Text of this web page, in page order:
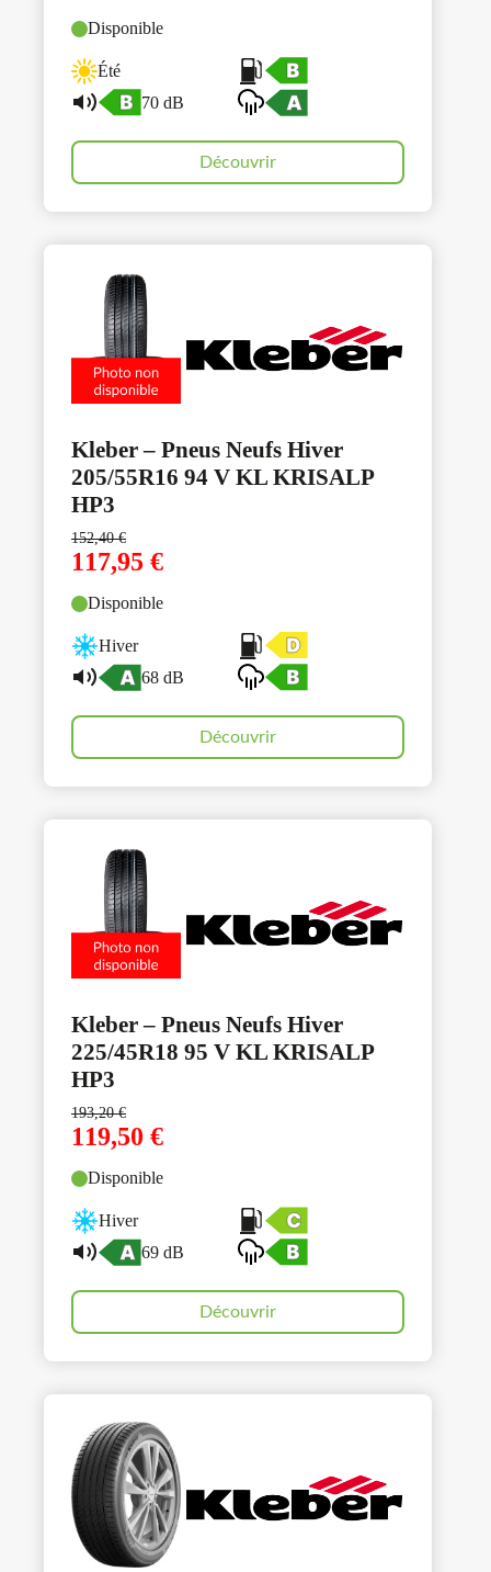
Disponible
Été
70 dB
Découvrir
Kleber – Pneus Neufs Hiver
205/55R16 94 V KL KRISALP
HP3
152,40€
117,95 €
Disponible
Hiver
68 dB
Découvrir
Kleber – Pneus Neufs Hiver
225/45R18 95 V KL KRISALP
HP3
193,20€
119,50 €
Disponible
Hiver
69 dB
Découvrir